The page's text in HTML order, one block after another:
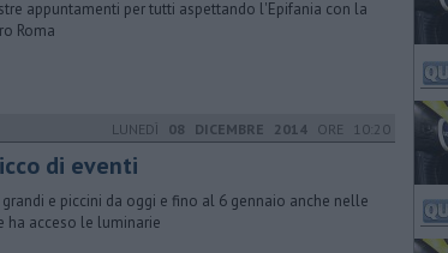
appuntamenti per tutti aspettando l'Epifania con la
Roma
LUNEDÌ 08 DICEMBRE 2014 ORE 10:20
di eventi
e piccini da oggi e fino al 6 gennaio anche nelle
ha acceso le luminarie